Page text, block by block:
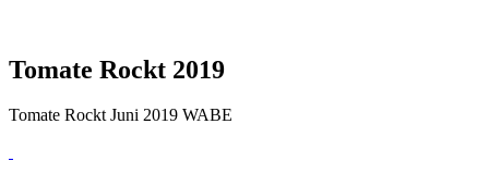
Tomate Rockt 2019
Tomate Rockt Juni 2019 WABE